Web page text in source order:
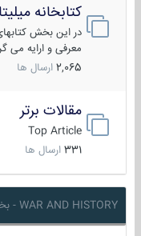
کتابخانه
در این بخش کتابهای
معرفی و ارایه می
2,065 ارسال ها
مقالات برتر
Top Article
331 ارسال ها
WAR AND HISTORY - بخش جنگ و تاریخ